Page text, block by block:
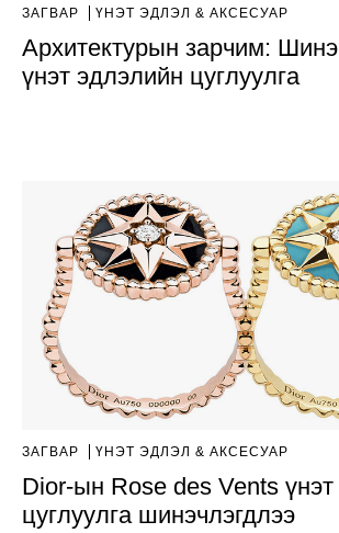
ЗАГВАР ҮНЭТ ЭДЛЭЛ & АКСЕСУАР
Архитектурын зарчим:
үнэт эдлэлийн цуглуулга
ЗАГВАР ҮНЭТ ЭДЛЭЛ & АКСЕСУАР
Dior-ын Rose des Vents
цуглуулга шинэчлэгдлээ